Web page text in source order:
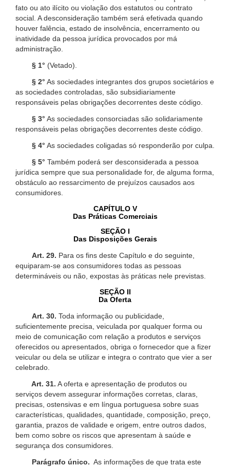
fato ou ato ilícito ou violação dos estatutos ou contrato
social. A desconsideração também será efetivada quando
houver falência, estado de insolvência, encerramento ou
inatividade da pessoa jurídica provocados por má
administração.
§ 1° (Vetado).
§ 2° As sociedades integrantes dos grupos societários e
as sociedades controladas, são subsidiariamente
responsáveis pelas obrigações decorrentes deste código.
§ 3° As sociedades consorciadas são solidariamente
responsáveis pelas obrigações decorrentes deste código.
§ 4° As sociedades coligadas só responderão por culpa.
§ 5° Também poderá ser desconsiderada a pessoa
jurídica sempre que sua personalidade for, de alguma forma,
obstáculo ao ressarcimento de prejuízos causados aos
consumidores.
CAPÍTULO V
Das Práticas Comerciais
SEÇÃO I
Das Disposições Gerais
Art. 29. Para os fins deste Capítulo e do seguinte,
equiparam-se aos consumidores todas as pessoas
determináveis ou não, expostas às práticas nele previstas.
SEÇÃO II
Da Oferta
Art. 30. Toda informação ou publicidade,
suficientemente precisa, veiculada por qualquer forma ou
meio de comunicação com relação a produtos e serviços
oferecidos ou apresentados, obriga o fornecedor que a fizer
veicular ou dela se utilizar e integra o contrato que vier a ser
celebrado.
Art. 31. A oferta e apresentação de produtos ou
serviços devem assegurar informações corretas, claras,
precisas, ostensivas e em língua portuguesa sobre suas
características, qualidades, quantidade, composição, preço,
garantia, prazos de validade e origem, entre outros dados,
bem como sobre os riscos que apresentam à saúde e
segurança dos consumidores.
Parágrafo único. As informações de que trata este